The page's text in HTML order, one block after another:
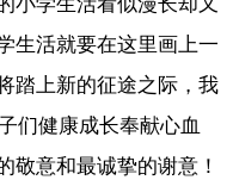
生活就要在这里画上一
踏上新的征途之际，我
们健康成长奉献心血
敬意和最诚挚的谢意！